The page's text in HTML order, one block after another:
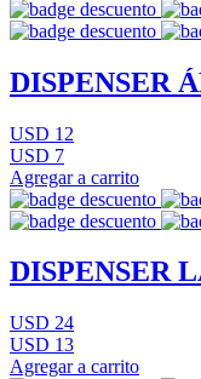
DISPENSER
USD 12
USD 7
Agregar a carrito
DISPENSER
USD 24
USD 13
Agregar a carrito